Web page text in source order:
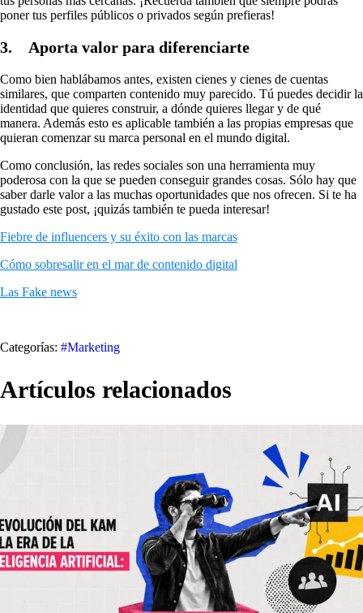
poner tus perfiles públicos o privados según prefieras!
3. Aporta valor para diferenciarte
Como bien hablábamos antes, existen cienes y cienes de cuentas
similares, que comparten contenido muy parecido. Tú puedes decidir la
identidad que quieres construir, a dónde quieres llegar y de qué
manera. Además esto es aplicable también a las propias empresas que
quieran comenzar su marca personal en el mundo digital.
Como conclusión, las redes sociales son una herramienta muy
poderosa con la que se pueden conseguir grandes cosas. Sólo hay que
saber darle valor a las muchas oportunidades que nos ofrecen. Si te ha
gustado este post, ¡quizás también te pueda interesar!
Fiebre de influencers y su éxito con las marcas
Cómo sobresalir en el mar de contenido digital
Las Fake news
Categorías: #Marketing
Artículos relacionados